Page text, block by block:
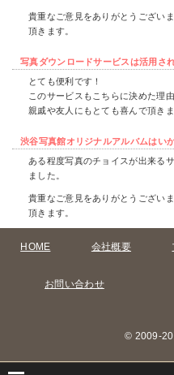
貴重なご意見をありがとうござい
頂きます。
写真ダウンロードサービスは活用さ
とても便利です！
このサービスもこちらに決めた理
親戚や友人にもとても喜んで頂きま
渋谷写真館オリジナルアルバムはい
ある程度写真のチョイスが出来る
ました。
貴重なご意見をありがとうござい
頂きます。
HOME 会社概要
お問い合わせ
© 2009-